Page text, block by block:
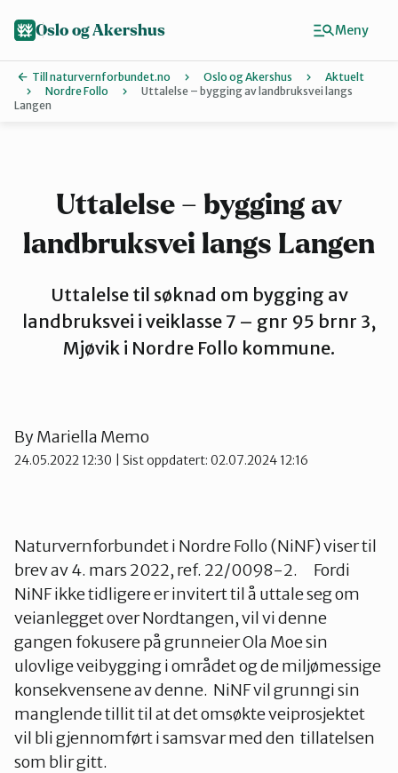
Asker
Aurskog-Høland
Bærum
Jevnaker
Lillestrøm
Lørenskog
Nannestad og Gjerdrum
Oslo og Akershus
Till naturvernforbundet.no Oslo og Akershus
Aktuelt
Nordre Follo
Uttalelse – bygging av landbruksvei langs
Langen
Uttalelse – bygging av
landbruksvei langs Langen
Uttalelse til søknad om bygging av
landbruksvei i veiklasse 7 – gnr 95 brnr 3,
Mjøvik i Nordre Follo kommune.
ByMariella Memo
24.05.2022 12:30 | Sist oppdatert: 02.07.2024 12:16
Naturvernforbundet i Nordre Follo (NiNF) viser til
brev av 4. mars 2022, ref. 22/0098-2. Fordi
NiNF ikke tidligere er invitert til å uttale seg om
veianlegget over Nordtangen, vil vi denne
gangen fokusere på grunneier Ola Moe sin
ulovlige veibygging i området og de miljømessige
konsekvensene av denne. NiNF vil grunngi sin
manglende tillit til at det omsøkte veiprosjektet
vil bli gjennomført i samsvar med den tillatelsen
som blir gitt.